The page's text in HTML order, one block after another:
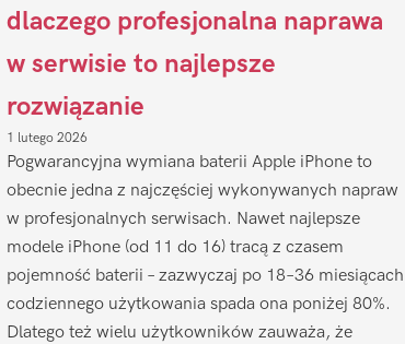
dlaczego profesjonalna naprawa
w serwisie to najlepsze
rozwiązanie
1 lutego 2026
Pogwarancyjna wymiana baterii Apple iPhone to
obecnie jedna z najczęściej wykonywanych napraw
w profesjonalnych serwisach. Nawet najlepsze
modele iPhone (od 11 do 16) tracą z czasem
pojemność baterii – zazwyczaj po 18–36 miesiącach
codziennego użytkowania spada ona poniżej 80%.
Dlatego też wielu użytkowników zauważa, że